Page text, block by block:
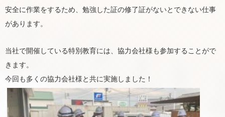
安全に作業をするため、勉強した証の修了証がないとできない仕事
があります。
当社で開催している特別教育には、協力会社様も参加することがで
きます。
今回も多くの協力会社様と共に実施しました！